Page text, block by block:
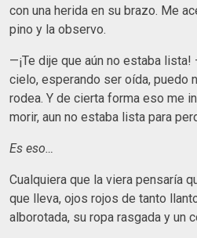
con una herida en su brazo. Me
pino y la observo.
­­­­­­­­­­—¡Te dije que aún no estaba
cielo, esperando ser oída, puedo
rodea. Y de cierta forma eso me
morir, aun no estaba lista para
Es eso…
Cualquiera que la viera pensaría
que lleva, ojos rojos de tanto
alborotada, su ropa rasgada y un